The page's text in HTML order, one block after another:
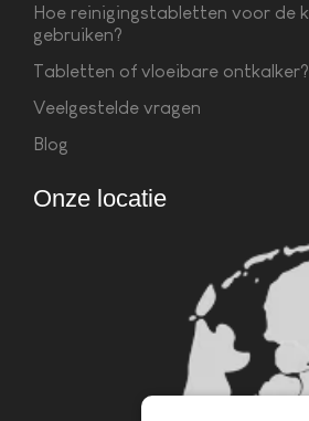
Hoe reinigingstabletten voor de
gebruiken?
Tabletten of vloeibare ontkalker?
Veelgestelde vragen
Blog
Onze locatie